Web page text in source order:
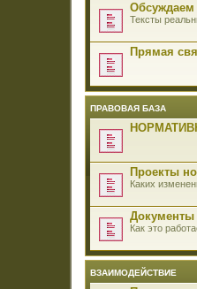
Обсуждаем
Тексты
Прямая
ПРАВОВАЯ БАЗА
Проекты
Каких
Документы
Как это
ВЗАИМОДЕЙСТВИЕ